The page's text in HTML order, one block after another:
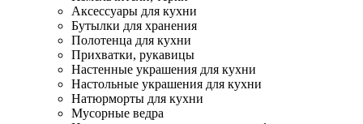
Аксессуары для кухни
Бутылки для хранения
Полотенца для кухни
Прихватки, рукавицы
Настенные украшения для кухни
Настольные украшения для кухни
Натюрморты для кухни
Мусорные ведра